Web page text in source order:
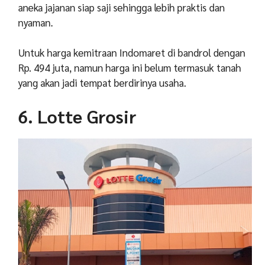
aneka jajanan siap saji sehingga lebih praktis dan
nyaman.
Untuk harga kemitraan Indomaret di bandrol dengan
Rp. 494 juta, namun harga ini belum termasuk tanah
yang akan jadi tempat berdirinya usaha.
6. Lotte Grosir